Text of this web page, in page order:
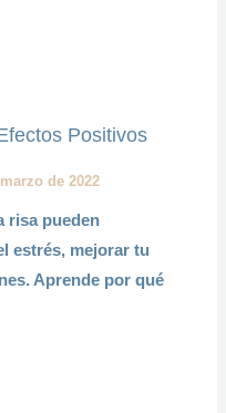
Positivos
de 2022
risa pueden
estrés, mejorar tu
Aprende por qué